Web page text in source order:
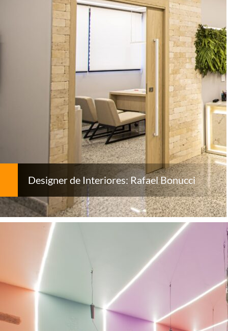
Designer de Interiores: Rafael Bonucci